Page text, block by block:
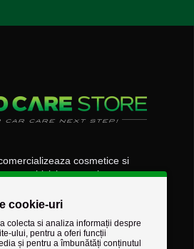
cosmetice si
atv, biciclete, camioane
cookie-uri
colecta si analiza informații despre
ului, pentru a oferi funcții
și pentru a îmbunătăți conținutul